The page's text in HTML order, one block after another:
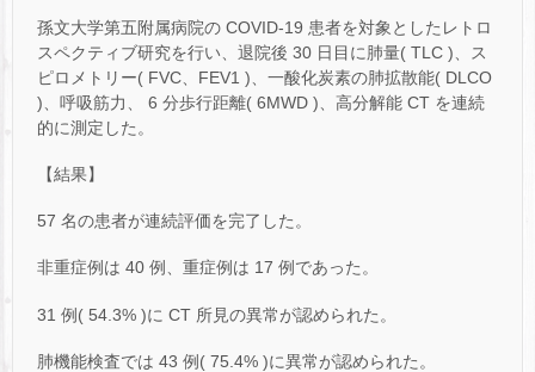
孫文大学第五附属病院の COVID-19 患者を対象としたレトロ
スペクティブ研究を行い、退院後 30 日目に肺量( TLC )、ス
ピロメトリー( FVC、FEV1 )、一酸化炭素の肺拡散能( DLCO
)、呼吸筋力、 6 分歩行距離( 6MWD )、高分解能 CT を連続
的に測定した。
【結果】
57 名の患者が連続評価を完了した。
非重症例は 40 例、重症例は 17 例であった。
31 例( 54.3% )に CT 所見の異常が認められた。
肺機能検査では 43 例( 75.4% )に異常が認められた。